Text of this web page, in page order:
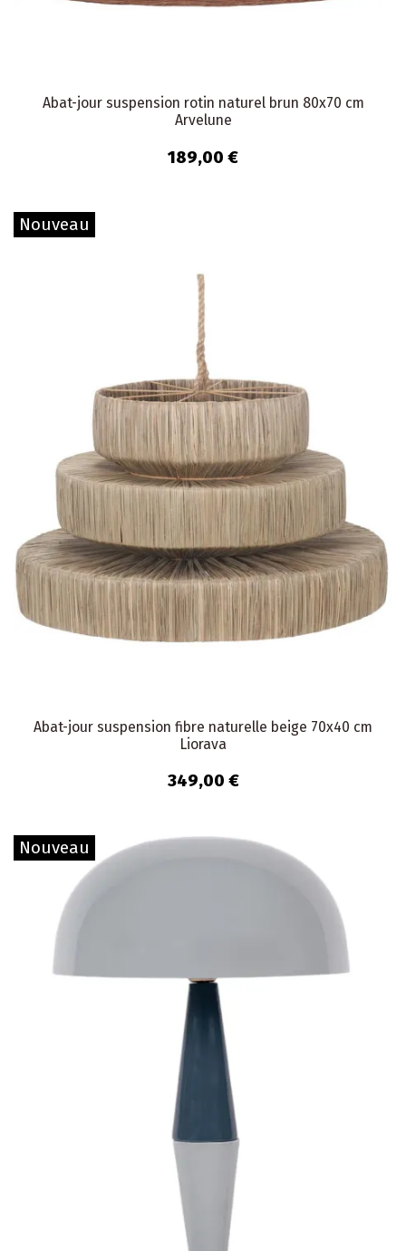
Abat-jour suspension rotin naturel brun 80x70 cm
Arvelune
189,00 €
Nouveau
Abat-jour suspension fibre naturelle beige 70x40 cm
Liorava
349,00 €
Nouveau